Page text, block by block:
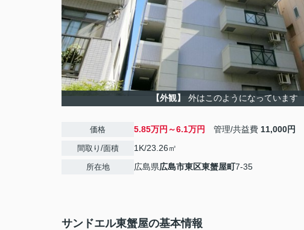
【外観】 外はこのようになっています
価格 5.85万円～6.1万円 管理/共益費 11,000円
間取り/面積 1K/23.26㎡
所在地 広島県広島市東区東蟹屋町7-35
サンドエル東蟹屋の基本情報